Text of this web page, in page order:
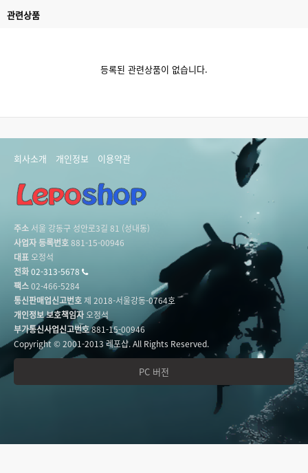
관련상품
등록된 관련상품이 없습니다.
회사소개 개인정보 이용약관
주소 서울 강동구 성안로3길 81 (성내동)
사업자 등록번호881-15-00946
대표오정석
전화02-313-5678
팩스02-466-5284
통신판매업신고번호제 2018-서울강동-0764호
개인정보 보호책임자오정석
부가통신사업신고번호881-15-00946
Copyright © 2001-2013 레포샵. All Rights Reserved.
PC 버전